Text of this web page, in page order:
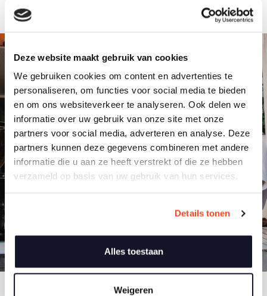
Deze website maakt gebruik van cookies
We gebruiken cookies om content en advertenties te
personaliseren, om functies voor social media te bieden
en om ons websiteverkeer te analyseren. Ook delen we
informatie over uw gebruik van onze site met onze
partners voor social media, adverteren en analyse. Deze
partners kunnen deze gegevens combineren met andere
informatie die u aan ze heeft verstrekt of die ze hebben
verzameld op basis van uw gebruik van hun services.
Details tonen
Alles toestaan
Weigeren